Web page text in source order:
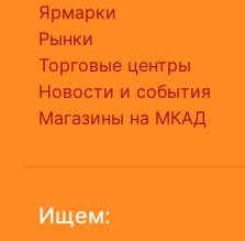
Ярмарки
Рынки
Торговые центры
Новости и события
Магазины на МКАД
Ищем: